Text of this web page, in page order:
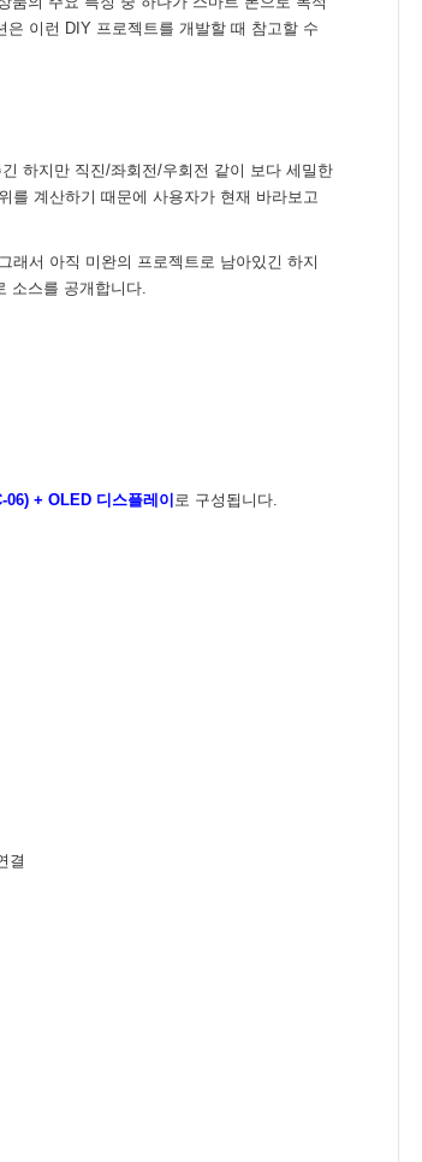
이런 DIY 프로젝트를 개발할 때 참고할 수
하지만 직진/좌회전/우회전 같이 보다 세밀한
를 계산하기 때문에 사용자가 현재 바라보고
래서 아직 미완의 프로젝트로 남아있긴 하지
소스를 공개합니다.
+ OLED 디스플레이 로 구성됩니다.
결